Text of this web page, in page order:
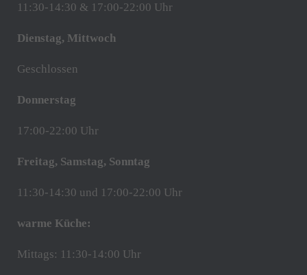
11:30-14:30 & 17:00-22:00 Uhr
Dienstag, Mittwoch
Geschlossen
Donnerstag
17:00-22:00 Uhr
Freitag, Samstag, Sonntag
11:30-14:30 und 17:00-22:00 Uhr
warme Küche:
Mittags: 11:30-14:00 Uhr